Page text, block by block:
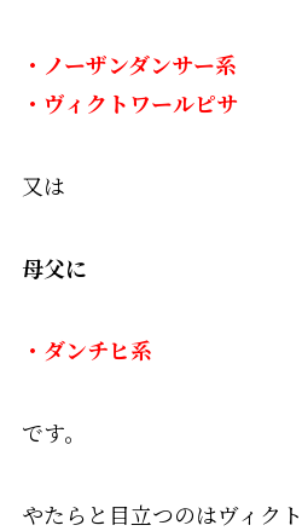
・ノーザンダンサー系
・ヴィクトワールピサ
又は
母父に
・ダンチヒ系
です。
やたらと目立つのはヴィク